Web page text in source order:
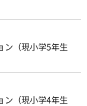
ン（現小学5年生
ン（現小学4年生